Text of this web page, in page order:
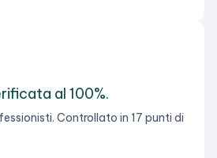
al 100%.
Controllato in 17 punti di